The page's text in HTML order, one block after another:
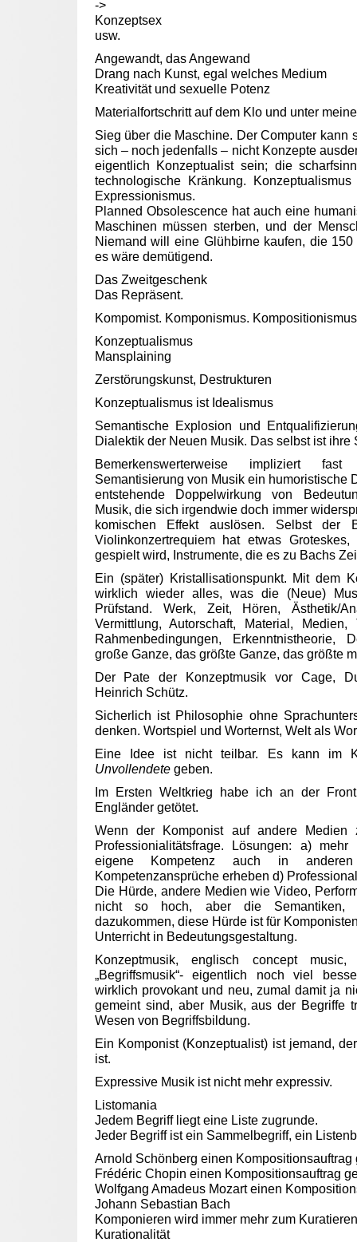
->
Konzeptsex
usw.
Angewandt, das Angewand
Drang nach Kunst, egal welches Medium
Kreativität und sexuelle Potenz
Materialfortschritt auf dem Klo und unter
Sieg über die Maschine. Der Computer kann
sich – noch jedenfalls – nicht Konzepte
eigentlich Konzeptualist sein; die
technologische Kränkung.
Expressionismus.
Planned Obsolescence hat auch eine
Maschinen müssen sterben, und der
Niemand will eine Glühbirne kaufen, die
es wäre demütigend.
Das Zweitgeschenk
Das Repräsent.
Kompomist. Komponismus.
Konzeptualismus
Mansplaining
Zerstörungskunst, Destrukturen
Konzeptualismus ist Idealismus
Semantische Explosion und
Dialektik der Neuen Musik. Das selbst ist ihre
Bemerkenswerterweise impliziert
Semantisierung von Musik ein humoristische
entstehende Doppelwirkung von
Musik, die sich irgendwie doch immer
komischen Effekt auslösen. Selbst der
Violinkonzertrequiem hat etwas
gespielt wird, Instrumente, die es zu Bachs
Ein (später) Kristallisationspunkt. Mit dem
wirklich wieder alles, was die (Neue)
Prüfstand. Werk, Zeit, Hören, Ästhetik/
Vermittlung, Autorschaft, Material, Medien,
Rahmenbedingungen, Erkenntnistheorie,
große Ganze, das größte Ganze, das größte
Der Pate der Konzeptmusik vor Cage,
Heinrich Schütz.
Sicherlich ist Philosophie ohne
denken. Wortspiel und Worternst, Welt als
Eine Idee ist nicht teilbar. Es kann im
Unvollendete geben.
Im Ersten Weltkrieg habe ich an der
Engländer getötet.
Wenn der Komponist auf andere
Professionialitätsfrage. Lösungen: a)
eigene Kompetenz auch in
Kompetenzansprüche erheben d)
Die Hürde, andere Medien wie Video,
nicht so hoch, aber die Semantiken,
dazukommen, diese Hürde ist für
Unterricht in Bedeutungsgestaltung.
Konzeptmusik, englisch concept
„Begriffsmusik“- eigentlich noch viel
wirklich provokant und neu, zumal damit ja
gemeint sind, aber Musik, aus der Begriffe
Wesen von Begriffsbildung.
Ein Komponist (Konzeptualist) ist jemand,
ist.
Expressive Musik ist nicht mehr expressiv.
Listomania
Jedem Begriff liegt eine Liste zugrunde.
Jeder Begriff ist ein Sammelbegriff, ein
Arnold Schönberg einen Kompositionsauftrag
Frédéric Chopin einen Kompositionsauftrag
Wolfgang Amadeus Mozart einen
Johann Sebastian Bach
Komponieren wird immer mehr zum
Kurationalität